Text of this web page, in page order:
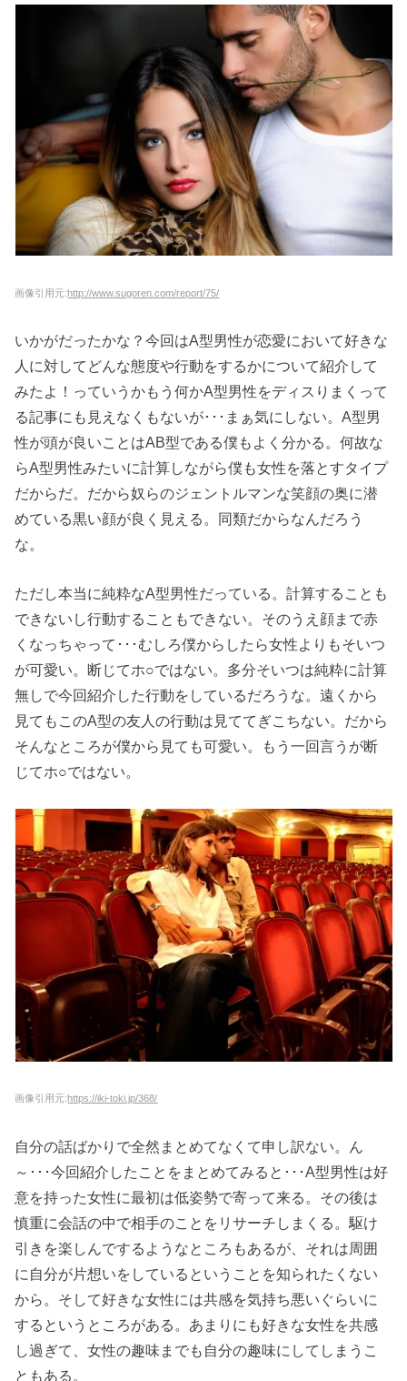
画像引用元:http://www.sugoren.com/report/75/
いかがだったかな？今回はA型男性が恋愛において好きな
人に対してどんな態度や行動をするかについて紹介して
みたよ！っていうかもう何かA型男性をディスりまくって
る記事にも見えなくもないが･･･まぁ気にしない。A型男
性が頭が良いことはAB型である僕もよく分かる。何故な
らA型男性みたいに計算しながら僕も女性を落とすタイプ
だからだ。だから奴らのジェントルマンな笑顔の奥に潜
めている黒い顔が良く見える。同類だからなんだろう
な。
ただし本当に純粋なA型男性だっている。計算することも
できないし行動することもできない。そのうえ顔まで赤
くなっちゃって･･･むしろ僕からしたら女性よりもそいつ
が可愛い。断じてホ○ではない。多分そいつは純粋に計算
無しで今回紹介した行動をしているだろうな。遠くから
見てもこのA型の友人の行動は見ててぎこちない。だから
そんなところが僕から見ても可愛い。もう一回言うが断
じてホ○ではない。
画像引用元: https://iki-toki.jp/368/
自分の話ばかりで全然まとめてなくて申し訳ない。ん
～･･･今回紹介したことをまとめてみると･･･A型男性は好
意を持った女性に最初は低姿勢で寄って来る。その後は
慎重に会話の中で相手のことをリサーチしまくる。駆け
引きを楽しんでするようなところもあるが、それは周囲
に自分が片想いをしているということを知られたくない
から。そして好きな女性には共感を気持ち悪いぐらいに
するというところがある。あまりにも好きな女性を共感
し過ぎて、女性の趣味までも自分の趣味にしてしまうこ
ともある。